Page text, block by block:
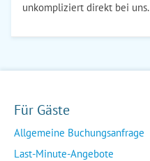
unkompliziert direkt bei uns.
Für Gäste
Allgemeine Buchungsanfrage
Last-Minute-Angebote